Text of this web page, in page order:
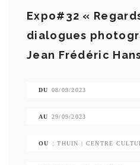
Expo#32 «
dialogues
Jean Frédéric
DU 08/09/2023
AU 29/09/2023
OU : THUIN | CENTRE